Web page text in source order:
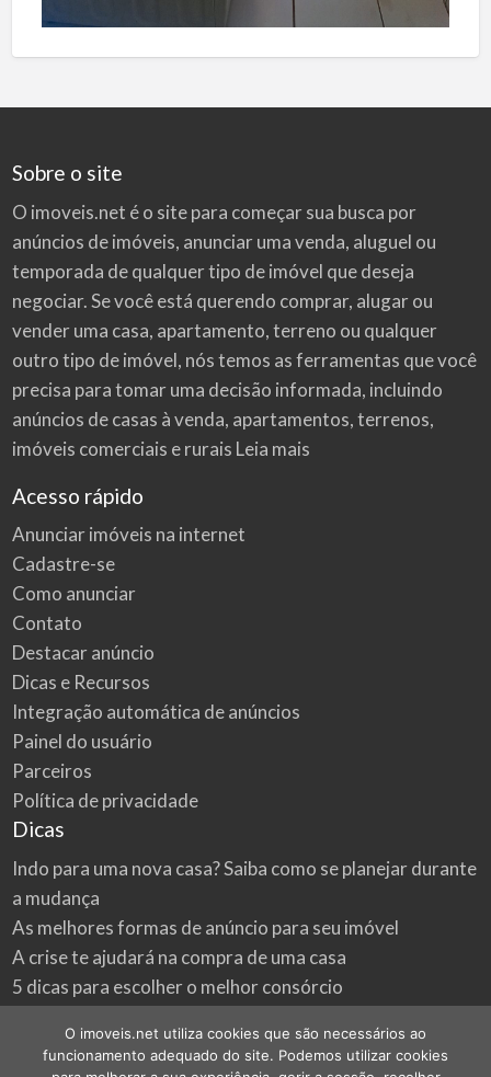
Sobre o site
O imoveis.net é o site para começar sua busca por
anúncios de imóveis, anunciar uma venda, aluguel ou
temporada de qualquer tipo de imóvel que deseja
negociar. Se você está querendo comprar, alugar ou
vender uma casa, apartamento, terreno ou qualquer
outro tipo de imóvel, nós temos as ferramentas que você
precisa para tomar uma decisão informada, incluindo
anúncios de casas à venda, apartamentos, terrenos,
imóveis comerciais e rurais Leia mais
Acesso rápido
Anunciar imóveis na internet
Cadastre-se
Como anunciar
Contato
Destacar anúncio
Dicas e Recursos
Integração automática de anúncios
Painel do usuário
Parceiros
Política de privacidade
Dicas
Indo para uma nova casa? Saiba como se planejar durante
a mudança
As melhores formas de anúncio para seu imóvel
A crise te ajudará na compra de uma casa
5 dicas para escolher o melhor consórcio
Onde procurar as melhores oportunidades do mercado
O imoveis.net utiliza cookies que são necessários ao
funcionamento adequado do site. Podemos utilizar cookies